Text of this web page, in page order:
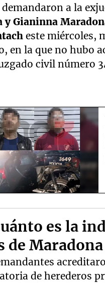
a la
y Gianinna
este miércoles,
en la que no hubo
civil número
es la
de
de herederos